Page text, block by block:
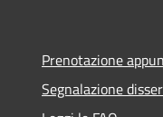
Prenotazione
Segnalazione